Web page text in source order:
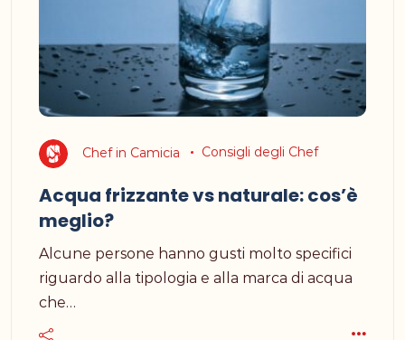
Chef in Camicia Consigli degli Chef
Acqua frizzante vs naturale: cos’è
meglio?
Alcune persone hanno gusti molto specifici
riguardo alla tipologia e alla marca di acqua
che…